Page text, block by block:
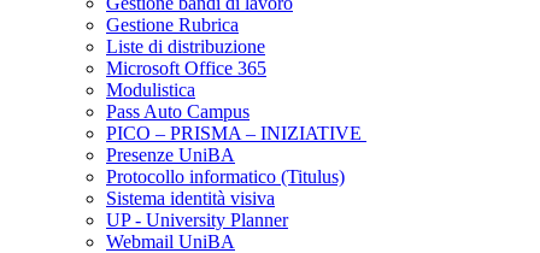
Gestione Rubrica
Liste di distribuzione
Microsoft Office 365
Modulistica
Pass Auto Campus
PICO – PRISMA – INIZIATIVE
Presenze UniBA
Protocollo informatico (Titulus)
Sistema identità visiva
UP - University Planner
Webmail UniBA